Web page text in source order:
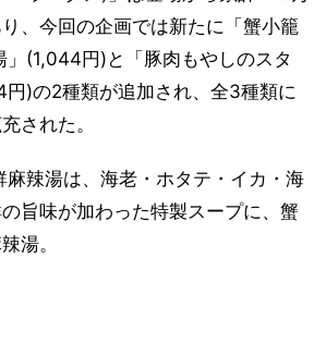
、今回の企画では新たに「蟹小籠
」(1,044円)と「豚肉もやしのスタ
円)の2種類が追加され、全3種類に
された。
麻辣湯は、海老・ホタテ・イカ・海
旨味が加わった特製スープに、蟹
湯。